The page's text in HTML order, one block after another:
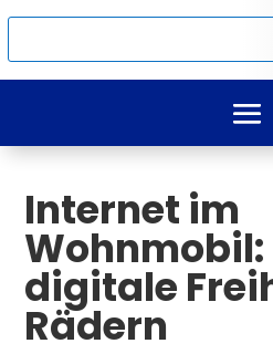
Internet im
Wohnmobil:
digitale
Rädern